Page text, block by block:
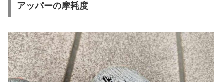
アッパーの摩耗度